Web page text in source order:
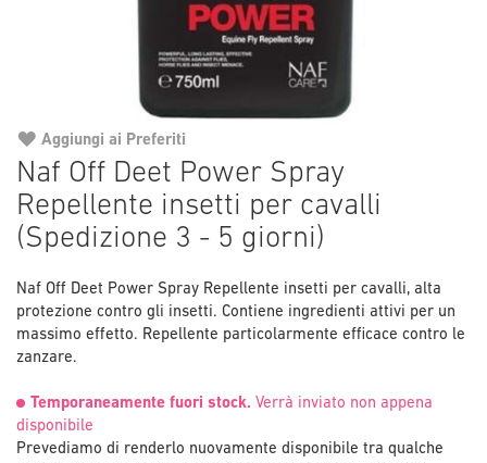
Naf Off Deet Power Spray
Repellente insetti per cavalli
(Spedizione 3 - 5 giorni)
Naf Off Deet Power Spray Repellente insetti per cavalli, alta
protezione contro gli insetti. Contiene ingredienti attivi per un
massimo effetto. Repellente particolarmente efficace contro le
zanzare.
Temporaneamente fuori stock. Verrà inviato non appena
disponibile
Prevediamo di renderlo nuovamente disponibile tra qualche
Aggiungi ai Preferiti
all'inizio
della
galleria
di